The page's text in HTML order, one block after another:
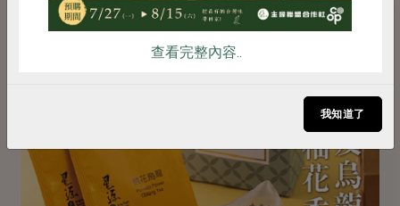
查看完整內容..
我知道了